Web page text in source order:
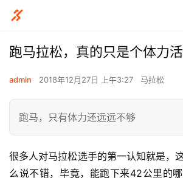
跑马拉松，真的只是个体力活
admin 2018年12月27日 上午3:27 马拉松
跑马，只有体力还远远不够
很多人对马拉松选手的第一认知就是，
么说不错，毕竟，能跑下来42公里的